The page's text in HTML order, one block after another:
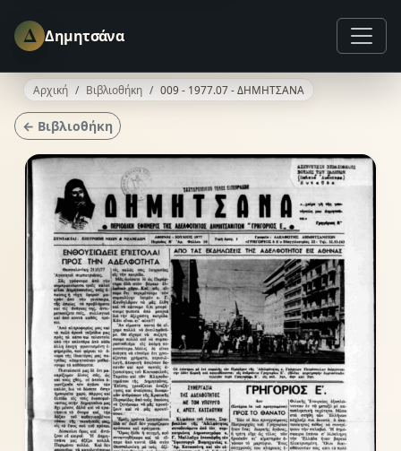
Δ Δημητσάνα
Αρχική Βιβλιοθήκη 009 - 1977.07 - ΔΗΜΗΤΣΑΝΑ
← Βιβλιοθήκη